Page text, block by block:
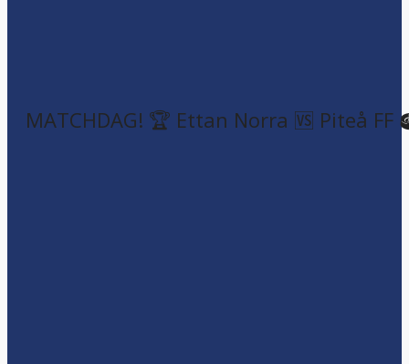
MATCHDAG! 🏆 Ettan Norra 🆚 Piteå FF